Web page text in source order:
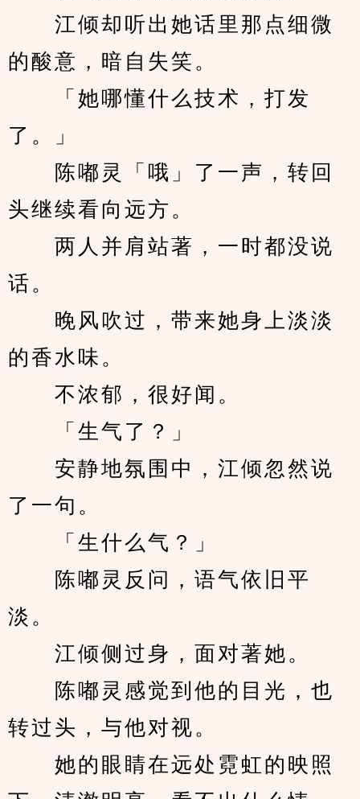
江倾却听出她话里那点细微
的酸意，暗自失笑。
「她哪懂什么技术，打发
了。」
陈嘟灵「哦」了一声，转回
头继续看向远方。
两人并肩站著，一时都没说
话。
晚风吹过，带来她身上淡淡
的香水味。
不浓郁，很好闻。
「生气了？」
安静地氛围中，江倾忽然说
了一句。
「生什么气？」
陈嘟灵反问，语气依旧平
淡。
江倾侧过身，面对著她。
陈嘟灵感觉到他的目光，也
转过头，与他对视。
她的眼睛在远处霓虹的映照